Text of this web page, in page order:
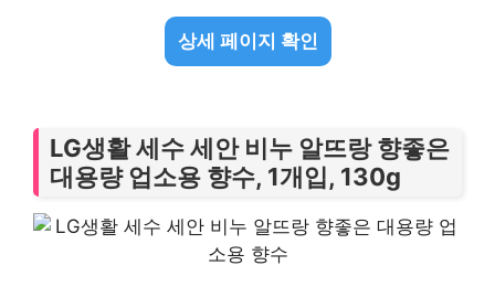
상세 페이지 확인
LG생활 세수 세안 비누 알뜨랑 향좋은
대용량 업소용 향수, 1개입, 130g